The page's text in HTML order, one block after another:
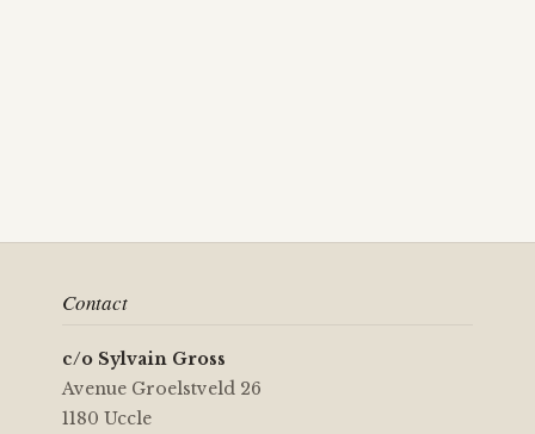
Contact
c/o Sylvain Gross
Avenue Groelstveld 26
1180 Uccle